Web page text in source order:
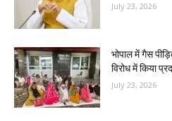
July 23, 2026
भोपाल में गैस
विरोध में किया
July 23, 2026